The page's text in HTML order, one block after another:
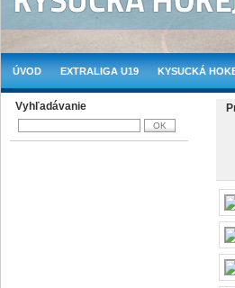
ÚVOD EXTRALIGA U19 KYSUCKÁ
Vyhľadávanie